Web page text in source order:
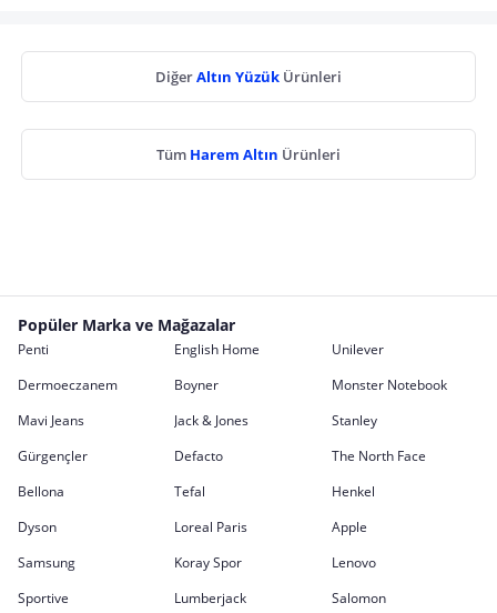
DiğerAltın Yüzük Ürünleri
Tüm Harem Altın Ürünleri
Popüler Marka ve Mağazalar
Penti English Home
Unilever
Dermoeczanem
Boyner
Monster Notebook
Mavi Jeans
Jack & Jones
Stanley
Gürgençler
Defacto
The North Face
Bellona
Tefal
Henkel
Dyson
Loreal Paris
Apple
Samsung
Koray Spor
Lenovo
Sportive
Lumberjack Salomon